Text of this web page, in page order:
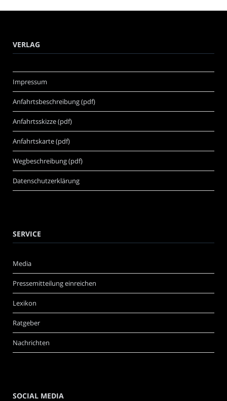
VERLAG
Impressum
Anfahrtsbeschreibung (pdf)
Anfahrtsskizze (pdf)
Anfahrtskarte (pdf)
Wegbeschreibung (pdf)
Datenschutzerklärung
SERVICE
Media
Pressemitteilung einreichen
Lexikon
Ratgeber
Nachrichten
SOCIAL MEDIA